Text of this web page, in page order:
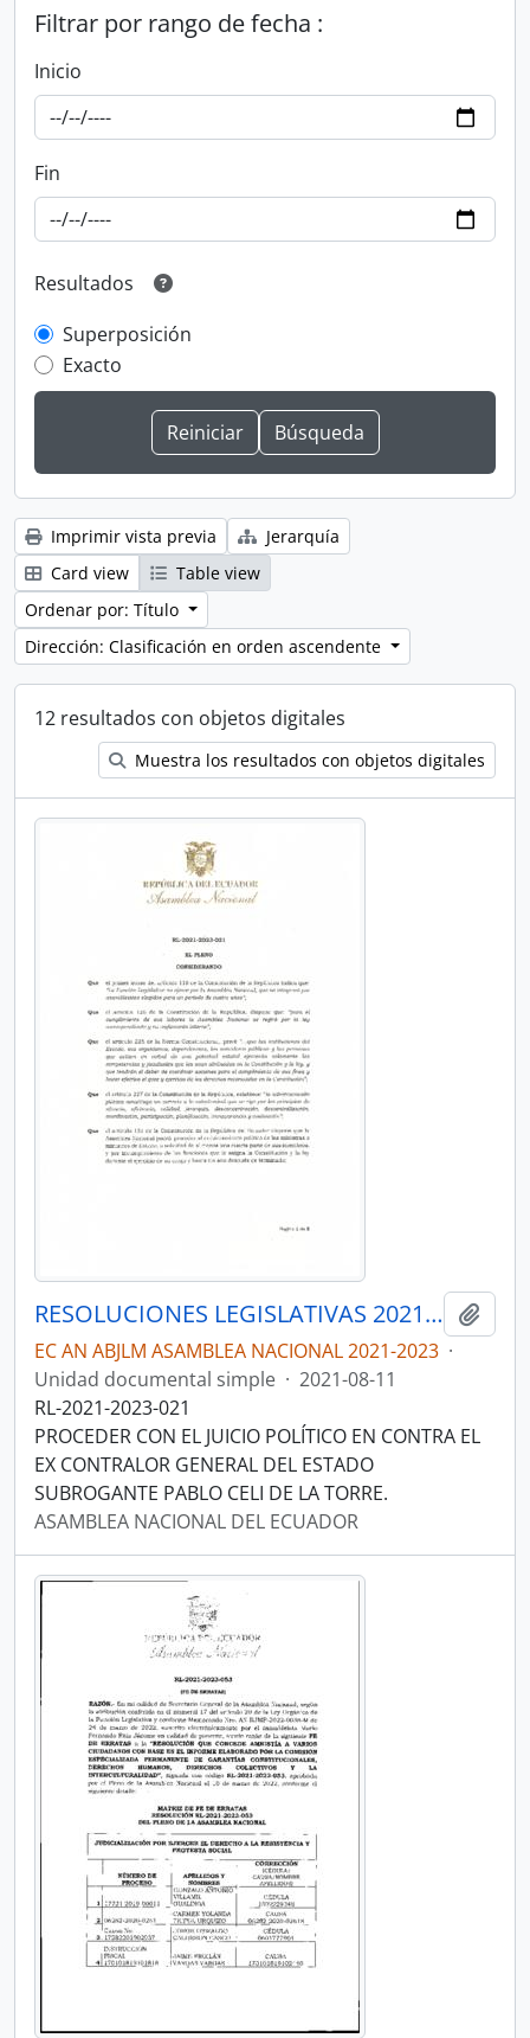
Filtrar por rango de fecha :
Inicio
Fin
Resultados
Superposición
Exacto
Imprimir vista previa
Jerarquía
Card view
Table view
Ordenar por: Título
Dirección: Clasificación en orden ascendente
12 resultados con objetos digitales
Muestra los resultados con objetos digitales
RESOLUCIONES LEGISLATIVAS 2021-2023
EC AN ABJLM ASAMBLEA NACIONAL 2021-2023 ·
Unidad documental simple · 2021-08-11
RL-2021-2023-021
PROCEDER CON EL JUICIO POLÍTICO EN CONTRA EL
EX CONTRALOR GENERAL DEL ESTADO
SUBROGANTE PABLO CELI DE LA TORRE.
ASAMBLEA NACIONAL DEL ECUADOR